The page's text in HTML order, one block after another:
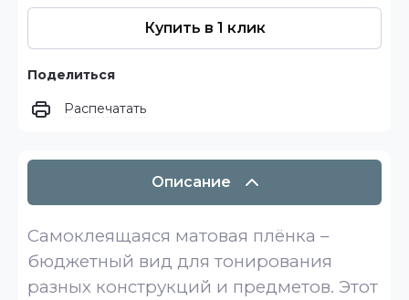
Купить в 1 клик
Поделиться
Распечатать
Описание
Самоклеящаяся матовая плёнка –
бюджетный вид для тонирования
разных конструкций и предметов. Этот